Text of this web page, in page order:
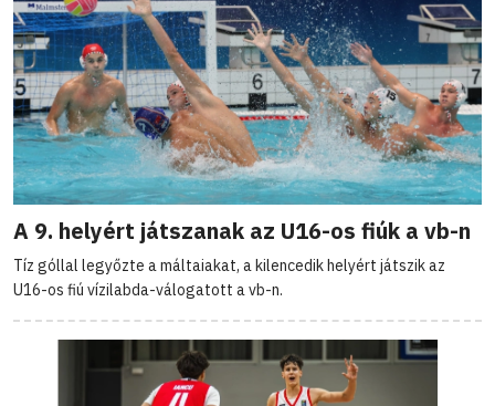
A 9. helyért játszanak az U16-os fiúk a vb-n
Tíz góllal legyőzte a máltaiakat, a kilencedik helyért játszik az
U16-os fiú vízilabda-válogatott a vb-n.